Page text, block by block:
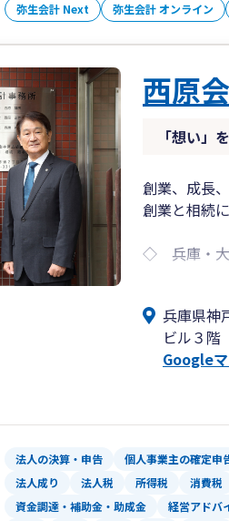
弥生会計 Next
弥生会計 オンライン
西原
「想い」
創業、成長
創業と相続
◇ 兵庫・大
◇ 経営者
◇ 実績×AI
◇ 経営者の
◇ 医療税務
◇ 貿易・輸
◇ 税務調査
◇ セカンド
兵庫県神
ビル３階
Google
法人の決算・申告 個人事業主の確定申
法人成り
法人税 所得税 消費税
資金調達・補助金・助成金
経営アドバ